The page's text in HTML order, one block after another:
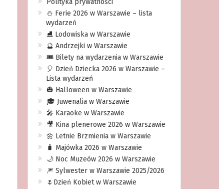
Polityka prywatności
⛄️ Ferie 2026 w Warszawie – lista
wydarzeń
⛸ Lodowiska w Warszawie
🔮 Andrzejki w Warszawie
🎟️ Bilety na wydarzenia w Warszawie
🎈 Dzień Dziecka 2026 w Warszawie –
Lista wydarzeń
🎃 Halloween w Warszawie
🎓 Juwenalia w Warszawie
🎤 Karaoke w Warszawie
🎥 Kina plenerowe 2026 w Warszawie
🌼 Letnie Brzmienia w Warszawie
🧳 Majówka 2026 w Warszawie
🌙 Noc Muzeów 2026 w Warszawie
🎆 Sylwester w Warszawie 2025/2026
🌷Dzień Kobiet w Warszawie